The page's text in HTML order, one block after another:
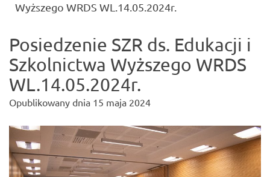
Wyższego WRDS WL.14.05.2024r.
Posiedzenie SZR ds. Edukacji i
Szkolnictwa Wyższego WRDS
WL.14.05.2024r.
Opublikowany dnia 15 maja 2024